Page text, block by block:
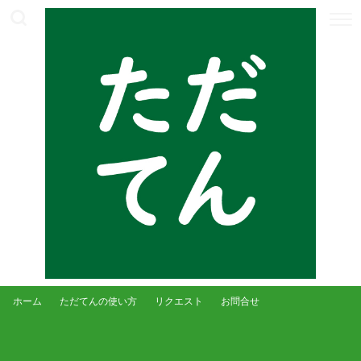
ホーム ただてんの使い方 リクエスト お問合せ